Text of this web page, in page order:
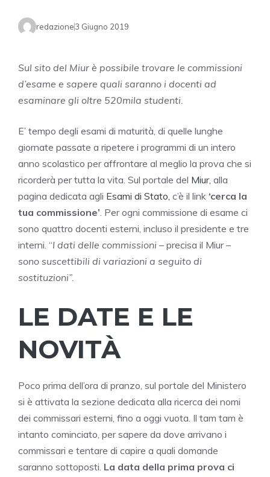
redazione3 Giugno 2019
Sul sito del Miur è possibile trovare le commissioni
d’esame e sapere quali saranno i docenti ad
esaminare gli oltre 520mila studenti.
E’ tempo degli esami di maturità, di quelle lunghe
giornate passate a ripetere i programmi di un intero
anno scolastico per affrontare al meglio la prova che si
ricorderà per tutta la vita. Sul portale del Miur, alla
pagina dedicata agli Esami di Stato, c’è il link ‘cerca la
tua commissione’. Per ogni commissione di esame ci
sono quattro docenti esterni, incluso il presidente e tre
interni. “I dati delle commissioni – precisa il Miur –
sono suscettibili di variazioni a seguito di
sostituzioni”.
LE DATE E LE
NOVITÀ
Poco prima dell’ora di pranzo, sul portale del Ministero
si è attivata la sezione dedicata alla ricerca dei nomi
dei commissari esterni, fino a oggi vuota. Il tam tam è
intanto cominciato, per sapere da dove arrivano i
commissari e tentare di capire a quali domande
saranno sottoposti. La data della prima prova ci